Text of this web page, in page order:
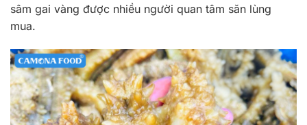
sâm gai vàng được nhiều người quan tâm săn lùng
mua.